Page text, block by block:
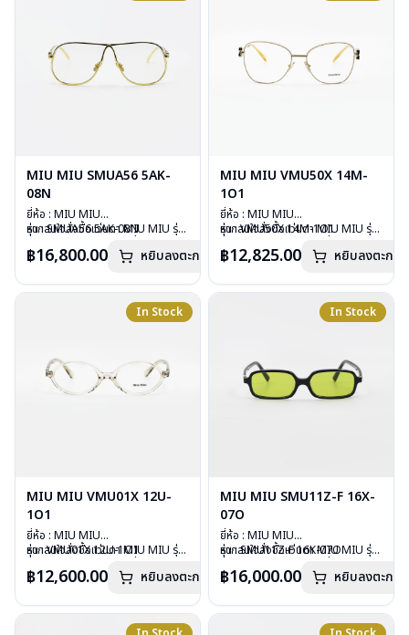
MIU MIU SMUA56 5AK-
08N
ยี่ห้อ : MIU MIU
รุ่น : SMUA56 5AK-08N
เลนส์ : Demo Lens
น้ำหนัก : 39 กรัม
อุปกรณ์ : กล่องแว่น , ผ้าเช็ดแว่น ,
หากสนใจสั่งชื้อแว่นตา MIU MIU รุ่น
กรุณาติดต่อเราคลิก
฿16,800.00 หยิบลงตะกร้า
MIU MIU VMU50X 14M-
1O1
ยี่ห้อ : MIU MIU
รุ่น : VMU50X 14M-1O1
เลนส์ : Demo Lens
น้ำหนัก : 29 กรัม
อุปกรณ์ : กล่องแว่น , ผ้าเช็ดแว่น
หากสนใจสั่งชื้อแว่นตา MIU MIU รุ่น
กรุณาติดต่อเราคลิก
฿12,825.00 หยิบลงตะกร้า
In Stock
MIU MIU VMU01X 12U-
1O1
ยี่ห้อ : MIU MIU
รุ่น : VMU01X 12U-1O1
เลนส์ : Demo lens
น้ำหนัก : 23 กรัม
อุปกรณ์ : กล่องแว่น , ผ้าเช็ดแว่น
หากสนใจสั่งชื้อแว่นตา MIU MIU รุ่น
กรุณาติดต่อเราคลิก
฿12,600.00 หยิบลงตะกร้า
In Stock
MIU MIU SMU11Z-F 16X-
07O
ยี่ห้อ : MIU MIU
รุ่น : SMU11Z-F 16K-07O
เลนส์ : กันแดดสีเขียวอ่อน
น้ำหนัก : 24 กรัม
อุปกรณ์ : กล่องแว่น , ผ้าเช็ดแว่น
หากสนใจสั่งชื้อแว่นตา MIU MIU รุ่น
กรุณาติดต่อเราคลิก
฿16,000.00 หยิบลงตะกร้า